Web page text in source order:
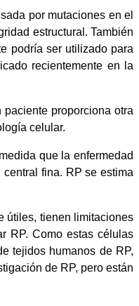
por mutaciones en el
estructural. También
podría ser utilizado para
recientemente en la
proporciona otra
celular.
que la enfermedad
fina. RP se estima
útiles, tienen limitaciones
RP. Como estas células
tejidos humanos de RP,
de RP, pero están